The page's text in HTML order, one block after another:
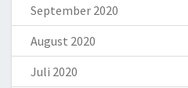
September 2020
August 2020
Juli 2020